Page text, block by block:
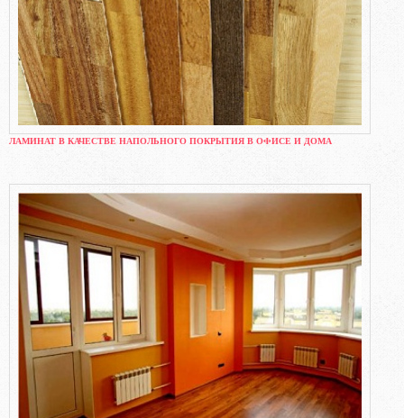
ЛАМИНАТ В КАЧЕСТВЕ НАПОЛЬНОГО ПОКРЫТИЯ В ОФИСЕ И ДОМА